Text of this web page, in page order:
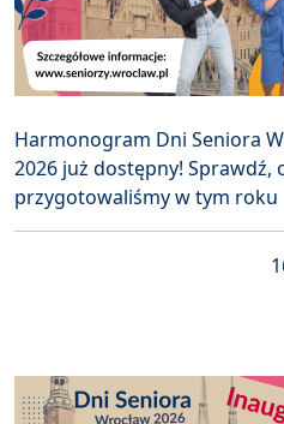
Harmonogram Dni Seniora
2026 już dostępny! Sprawdź,
przygotowaliśmy w tym roku